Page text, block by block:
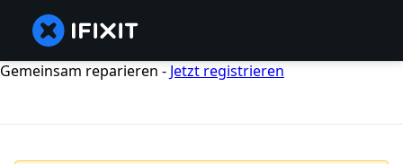
Gemeinsam reparieren - Jetzt registrieren